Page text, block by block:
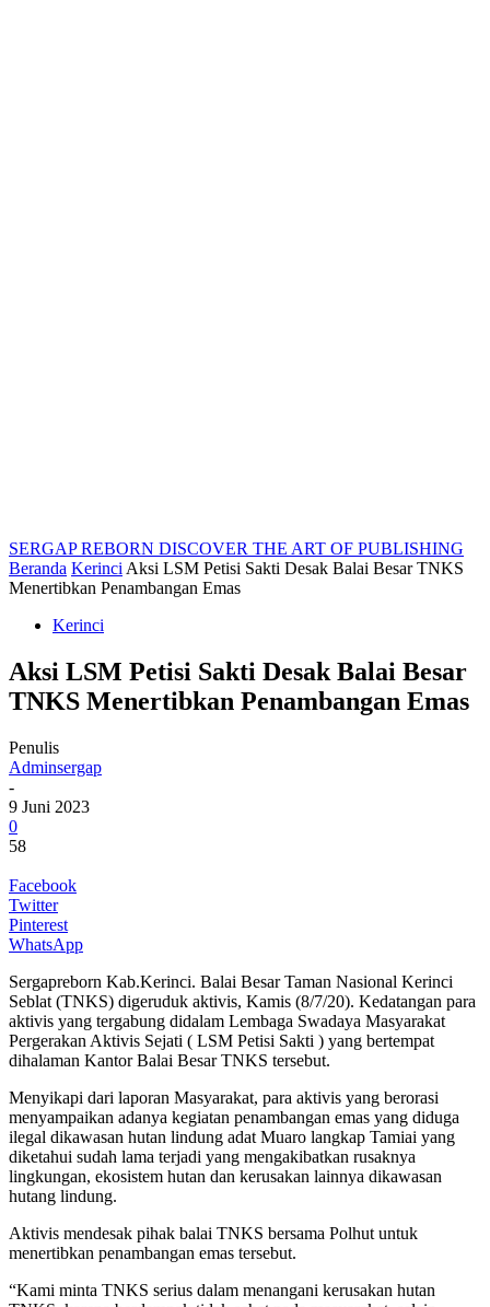
SERGAP REBORN DISCOVER THE ART OF PUBLISHING
Beranda Kerinci Aksi LSM Petisi Sakti Desak Balai Besar TNKS
Menertibkan Penambangan Emas
Kerinci
Aksi LSM Petisi Sakti Desak Balai Besar
TNKS Menertibkan Penambangan Emas
Penulis
Adminsergap
-
9 Juni 2023
0
58
Facebook
Twitter
Pinterest
WhatsApp
Sergapreborn Kab.Kerinci. Balai Besar Taman Nasional Kerinci
Seblat (TNKS) digeruduk aktivis, Kamis (8/7/20). Kedatangan para
aktivis yang tergabung didalam Lembaga Swadaya Masyarakat
Pergerakan Aktivis Sejati ( LSM Petisi Sakti ) yang bertempat
dihalaman Kantor Balai Besar TNKS tersebut.
Menyikapi dari laporan Masyarakat, para aktivis yang berorasi
menyampaikan adanya kegiatan penambangan emas yang diduga
ilegal dikawasan hutan lindung adat Muaro langkap Tamiai yang
diketahui sudah lama terjadi yang mengakibatkan rusaknya
lingkungan, ekosistem hutan dan kerusakan lainnya dikawasan
hutang lindung.
Aktivis mendesak pihak balai TNKS bersama Polhut untuk
menertibkan penambangan emas tersebut.
“Kami minta TNKS serius dalam menangani kerusakan hutan